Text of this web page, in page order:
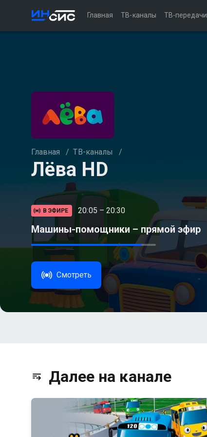
Главная ТВ-каналы ТВ-передачи
Главная / ТВ-каналы /
Лёва HD
В ЭФИРЕ 20:05 – 20:30
Машины-помощники – прямой эфир
Смотреть
Далее на канале